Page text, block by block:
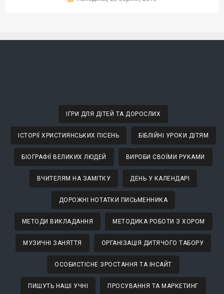
ІГРИ ДЛЯ ДІТЕЙ ТА ДОРОСЛИХ
ІСТОРІЇ ХРИСТИЯНСЬКИХ ПІСЕНЬ БІБЛІЙНІ УРОКИ ДІТЯМ
БІОГРАФІЇ ВЕЛИКИХ ЛЮДЕЙ ВИРОБИ СВОЇМИ РУКАМИ
ВЧИТЕЛЯМ НА ЗАМІТКУ ДЕНЬ У КАЛЕНДАРІ
ДОРОЖНІ НОТАТКИ ПИСЬМЕННИКА
МЕТОДИ ВИКЛАДАННЯ МЕТОДИКА РОБОТИ З ХОРОМ
МУЗИЧНІ ЗАНЯТТЯ ОРГАНІЗАЦІЯ ДИТЯЧОГО ТАБОРУ
ОСОБИСТІСНЕ ЗРОСТАННЯ ТА ІНСАЙТ
ПИШУТЬ НАШІ УЧНІ ПРОСУВАННЯ ТА МАРКЕТИНГ